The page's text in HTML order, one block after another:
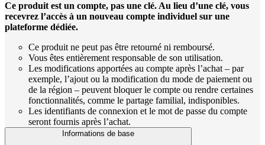
Ce produit est un compte, pas une clé. Au lieu d’une clé, vous
recevrez l’accès à un nouveau compte individuel sur une
plateforme dédiée.
Ce produit ne peut pas être retourné ni remboursé.
Vous êtes entièrement responsable de son utilisation.
Les modifications apportées au compte après l’achat – par
exemple, l’ajout ou la modification du mode de paiement ou
de la région – peuvent bloquer le compte ou rendre certaines
fonctionnalités, comme le partage familial, indisponibles.
Les identifiants de connexion et le mot de passe du compte
seront fournis après l’achat.
Informations de base